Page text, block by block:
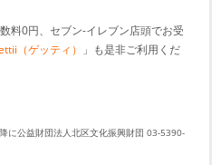
料0円、セブン-イレブン店頭でお受
（ゲッティ）
」も是非ご利用くだ
に公益財団法人北区文化振興財団 03-5390-